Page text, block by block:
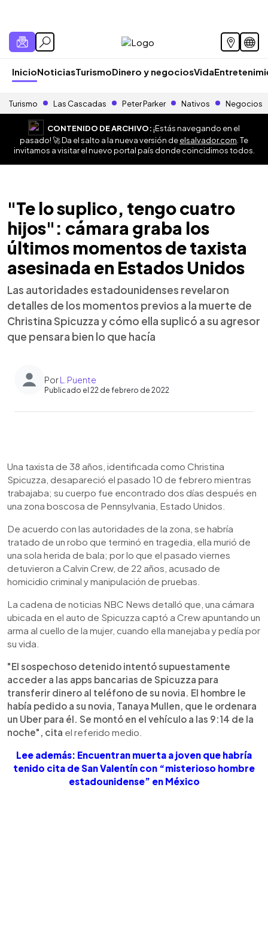
InicioNoticiasTurismoDinero y negociosVida
Turismo Las Cascadas Peter Parker Nativos Negocios
CONTENIDO DE ARCHIVO:¡Estás navegando en el
pasado! 🚀 Da el salto a la nueva versión deelsalvador.com . Te
invitamos a visitar el nuevo portal país donde coincidimos todos.
"Te lo suplico, tengo cuatro
hijos": cámara graba los
últimos momentos de taxista
asesinada en Estados Unidos
Las autoridades estadounidenses revelaron
detalles de los momentos previos a la muerte de
Christina Spicuzza y cómo ella suplicó a su agresor
que pensara bien lo que hacía
PorL. Puente
Publicado el 22 de febrero de 2022
► Escuchar artículo
Una taxista de 38 años, identificada como Christina
Spicuzza, desapareció el pasado 10 de febrero mientras
trabajaba; su cuerpo fue encontrado dos días después en
una zona boscosa de Pennsylvania, Estado Unidos.
De acuerdo con las autoridades de la zona, se habría
tratado de un robo que terminó en tragedia, ella murió de
una sola herida de bala; por lo que el pasado viernes
detuvieron a Calvin Crew, de 22 años, acusado de
homicidio criminal y manipulación de pruebas.
La cadena de noticias NBC News detalló que, una cámara
ubicada en el auto de Spicuzza captó a Crew apuntando un
arma al cuello de la mujer, cuando ella manejaba y pedía por
su vida.
"El sospechoso detenido intentó supuestamente
acceder a las apps bancarias de Spicuzza para
transferir dinero al teléfono de su novia. El hombre le
había pedido a su novia, Tanaya Mullen, que le ordenara
un Uber para él. Se montó en el vehículo a las 9:14 de la
noche", cita el referido medio.
Lee además: Encuentran muerta a joven que habría
tenido cita de San Valentín con “misterioso hombre
estadounidense” en México